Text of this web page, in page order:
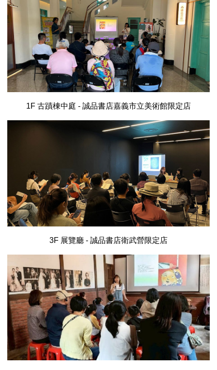
1F 古蹟棟中庭 - 誠品書店嘉義市立美術館限定店
3F 展覽廳 - 誠品書店衛武營限定店